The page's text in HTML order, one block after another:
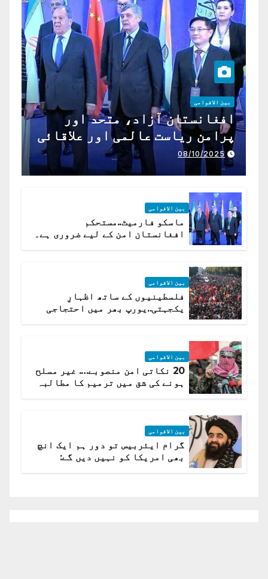
بین الاقوامی
افغانستان آزاد، متحد اور
پرامن ریاست عالمی اور علاقائی
تعاون کے لیے ناگزیر ہے
08/10/2025
بین الاقوامی
ماسکو فارمیٹ..مستحکم
افغانستان امن کے لیے ضروری ہے۔
بین الاقوامی
فلسطینیوں کے ساتھ اظہارِ
یکجہتی..یورپ بھر میں احتجاجی
بین الاقوامی
20 نکاتی امن منصوبے…. غیر مسلح
ہونے کی شق میں ترمیم کا مطالبہ
بین الاقوامی
گرام ایئربیس تو دور ہم ایک انچ
بھی امریکا کو نہیں دیں گے: